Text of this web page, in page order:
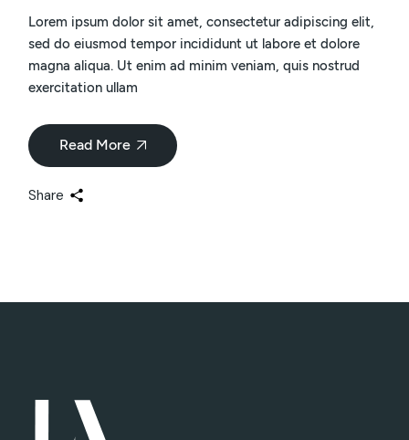
Lorem ipsum dolor sit amet, consectetur adipiscing elit,
sed do eiusmod tempor incididunt ut labore et dolore
magna aliqua. Ut enim ad minim veniam, quis nostrud
exercitation ullam
Read More
Share